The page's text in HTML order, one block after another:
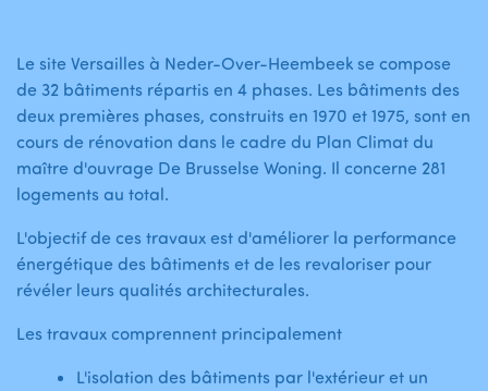
Le site Versailles à Neder-Over-Heembeek se compose
de 32 bâtiments répartis en 4 phases. Les bâtiments des
deux premières phases, construits en 1970 et 1975, sont en
cours de rénovation dans le cadre du Plan Climat du
maître d'ouvrage De Brusselse Woning. Il concerne 281
logements au total.
L'objectif de ces travaux est d'améliorer la performance
énergétique des bâtiments et de les revaloriser pour
révéler leurs qualités architecturales.
Les travaux comprennent principalement
L'isolation des bâtiments par l'extérieur et un